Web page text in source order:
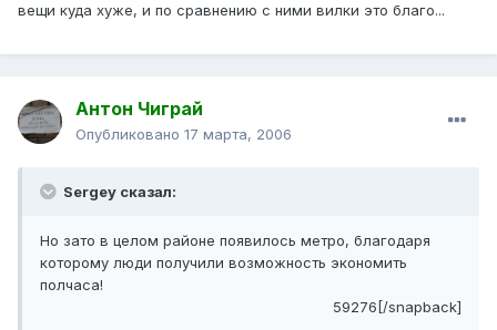
вещи куда хуже, и по сравнению с ними вилки это благо...
Антон Чиграй
Опубликовано 17 марта, 2006
Sergey сказал:
Но зато в целом районе появилось метро, благодаря
которому люди получили возможность экономить
полчаса!
59276[/snapback]